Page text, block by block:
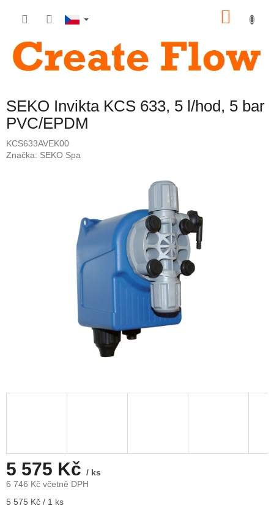
SEKO Invikta KCS 633, 5 l/hod, 5 bar
PVC/EPDM
KCS633AVEK00
Značka: SEKO Spa
5 575 Kč / ks
6 746 Kč včetně DPH
Měrná
5 575 Kč / 1 ks